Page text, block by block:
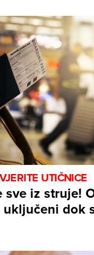
UTIČNICE
iz struje!
dok